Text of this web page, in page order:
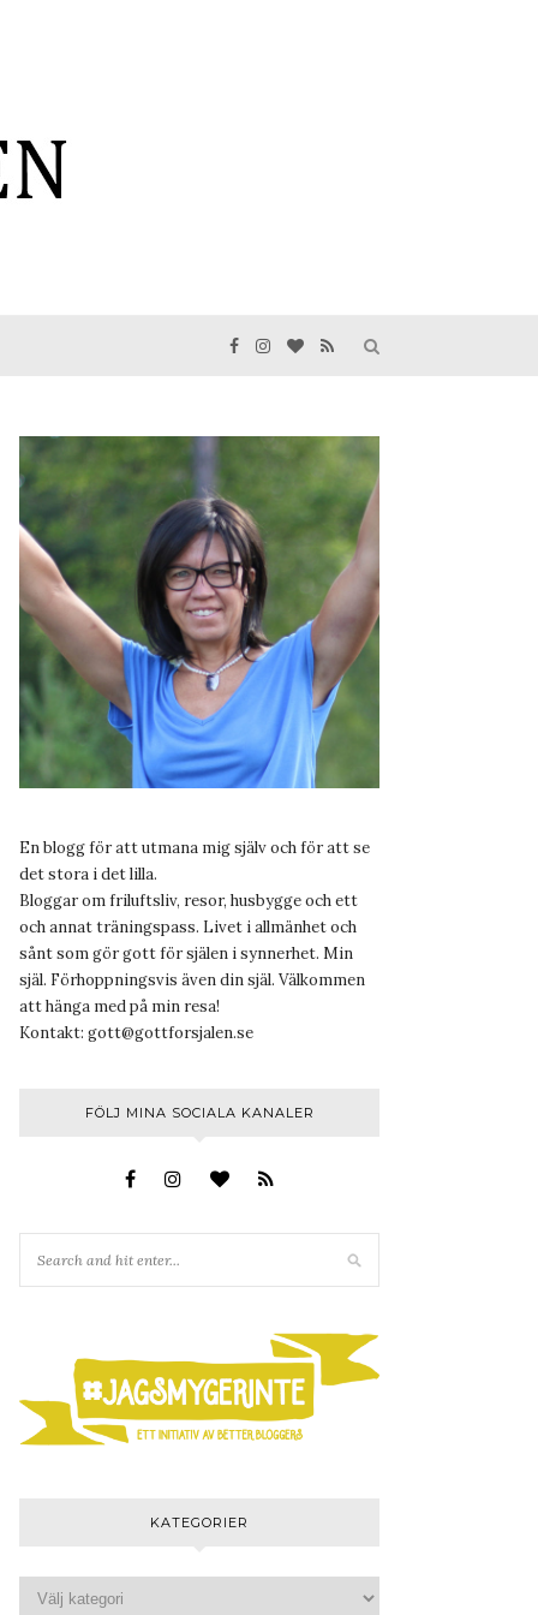
En blogg för att utmana mig själv och för att se
det stora i det lilla.
Bloggar om friluftsliv, resor, husbygge och ett
och annat träningspass. Livet i allmänhet och
sånt som gör gott för själen i synnerhet. Min
själ. Förhoppningsvis även din själ. Välkommen
att hänga med på min resa!
Kontakt: gott@gottforsjalen.se
FÖLJ MINA SOCIALA KANALER
KATEGORIER